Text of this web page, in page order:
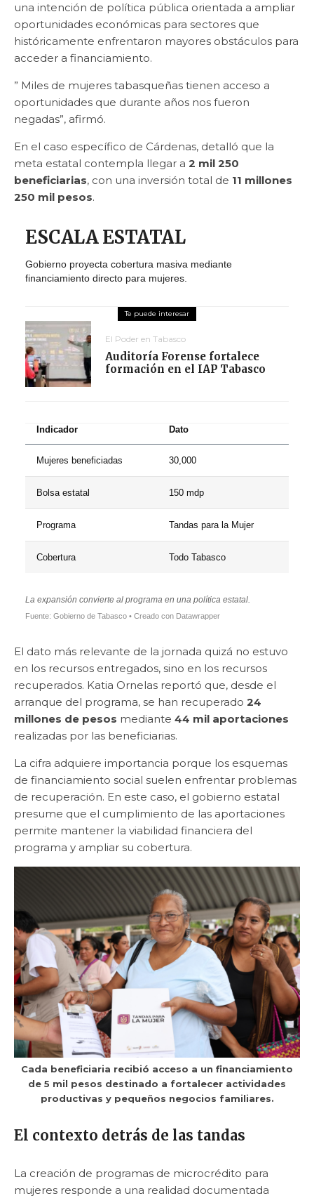
una intención de política pública orientada a ampliar
oportunidades económicas para sectores que
históricamente enfrentaron mayores obstáculos para
acceder a financiamiento.
” Miles de mujeres tabasqueñas tienen acceso a
oportunidades que durante años nos fueron
negadas”, afirmó.
En el caso específico de Cárdenas, detalló que la
meta estatal contempla llegar a 2 mil 250
beneficiarias, con una inversión total de 11 millones
250 mil pesos.
ESCALA ESTATAL
Gobierno proyecta cobertura masiva mediante
financiamiento directo para mujeres.
El Poder en Tabasco
Auditoría Forense fortalece
formación en el IAP Tabasco
Indicador Dato
Mujeres beneficiadas 30,000
Bolsa estatal 150 mdp
Programa Tandas para la Mujer
Cobertura Todo Tabasco
La expansión convierte al programa en una política estatal.
Fuente: Gobierno de Tabasco • Creado con Datawrapper
El dato más relevante de la jornada quizá no estuvo
en los recursos entregados, sino en los recursos
recuperados. Katia Ornelas reportó que, desde el
arranque del programa, se han recuperado 24
millones de pesos mediante 44 mil aportaciones
realizadas por las beneficiarias.
La cifra adquiere importancia porque los esquemas
de financiamiento social suelen enfrentar problemas
de recuperación. En este caso, el gobierno estatal
presume que el cumplimiento de las aportaciones
permite mantener la viabilidad financiera del
programa y ampliar su cobertura.
Cada beneficiaria recibió acceso a un financiamiento
de 5 mil pesos destinado a fortalecer actividades
productivas y pequeños negocios familiares.
El contexto detrás de las tandas
La creación de programas de microcrédito para
mujeres responde a una realidad documentada